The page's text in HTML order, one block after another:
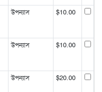
উপন্যাস $10.00
উপন্যাস $10.00
উপন্যাস $20.00